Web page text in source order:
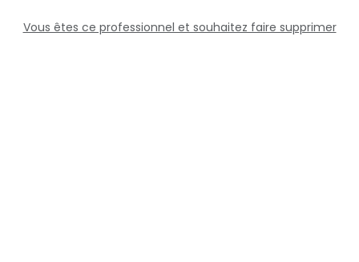
Vous êtes ce professionnel et souhaitez faire supprimer